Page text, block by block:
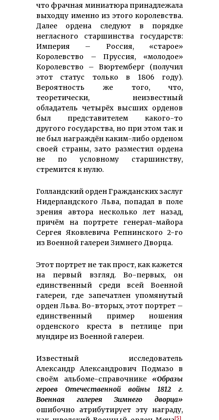
что фрачная миниатюра принадлежала
выходцу именно из этого королевства.
Далее ордена следуют в порядке
негласного старшинства государств:
Империя – Россия, «старое»
Королевство – Пруссия, «молодое»
Королевство – Вюртемберг (получил
этот статус только в 1806 году).
Вероятность же того, что,
теоретически, неизвестный
обладатель четырёх высших орденов
был представителем какого-то
другого государства, но при этом так и
не был награждён каким-либо орденом
своей страны, зато разместил ордена
не по условному старшинству,
стремится к нулю.
Голландский орден Гражданских заслуг
Нидерландского Льва, попадал в поле
зрения автора несколько лет назад,
причём на портрете генерал-майора
Сергея Яковлевича Репнинского 2-го
из Военной галереи Зимнего Дворца.
Этот портрет не так прост, как кажется
на первый взгляд. Во-первых, он
единственный среди всей Военной
галереи, где запечатлен упомянутый
орден Льва. Во-вторых, этот портрет –
единственный пример ношения
орденского креста в петлице при
мундире из Военной галереи.
Известный исследователь
Александр Александрович Подмазо в
своём альбоме-справочнике «Образы
героев Отечественной войны 1812 г.
Военная галерея Зимнего дворца»
ошибочно атрибутирует эту награду,
[5]